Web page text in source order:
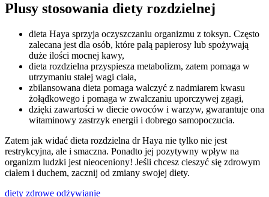
Plusy stosowania diety rozdzielnej
dieta Haya sprzyja oczyszczaniu organizmu z toksyn. Często
zalecana jest dla osób, które palą papierosy lub spożywają
duże ilości mocnej kawy,
dieta rozdzielna przyspiesza metabolizm, zatem pomaga w
utrzymaniu stałej wagi ciała,
zbilansowana dieta pomaga walczyć z nadmiarem kwasu
żołądkowego i pomaga w zwalczaniu uporczywej zgagi,
dzięki zawartości w diecie owoców i warzyw, gwarantuje ona
witaminowy zastrzyk energii i dobrego samopoczucia.
Zatem jak widać dieta rozdzielna dr Haya nie tylko nie jest
restrykcyjna, ale i smaczna. Ponadto jej pozytywny wpływ na
organizm ludzki jest nieoceniony! Jeśli chcesz cieszyć się zdrowym
ciałem i duchem, zacznij od zmiany swojej diety.
diety zdrowe odżywianie